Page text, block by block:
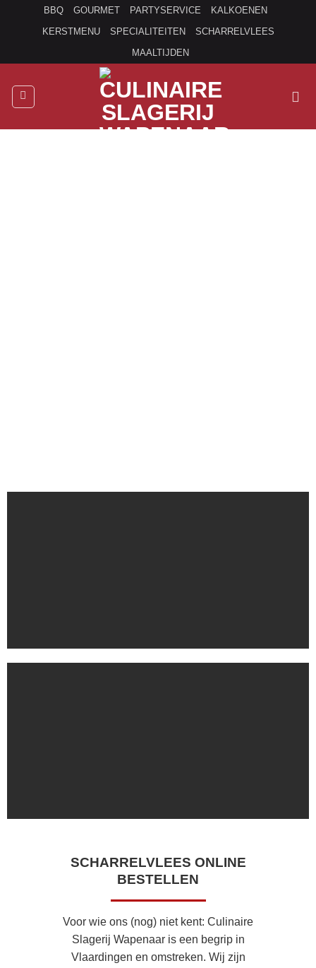
BBQ GOURMET PARTYSERVICE
KALKOENEN
KERSTMENU
SPECIALITEITEN
SCHARRELVLEES
MAALTIJDEN
SCHARRELVLEES ONLINE
BESTELLEN
Voor wie ons (nog) niet kent: Culinaire
Slagerij Wapenaar is een begrip in
Vlaardingen en omstreken. Wij zijn